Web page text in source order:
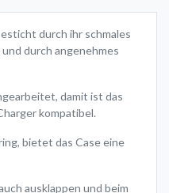
durch ihr schmales
durch angenehmes
damit ist das
kompatibel.
bietet das Case eine
ausklappen und beim